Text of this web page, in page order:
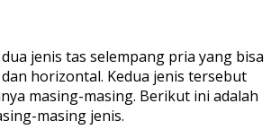
jenis tas selempang pria yang bisa
horizontal. Kedua jenis tersebut
masing-masing. Berikut ini adalah
masing jenis.